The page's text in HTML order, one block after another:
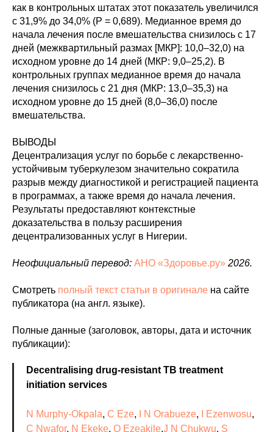
как в контрольных штатах этот показатель увеличился
с 31,9% до 34,0% (P = 0,689). Медианное время до
начала лечения после вмешательства снизилось с 17
дней (межквартильный размах [МКР]: 10,0–32,0) на
исходном уровне до 14 дней (МКР: 9,0–25,2). В
контрольных группах медианное время до начала
лечения снизилось с 21 дня (МКР: 13,0–35,3) на
исходном уровне до 15 дней (8,0–36,0) после
вмешательства.
ВЫВОДЫ
Децентрализация услуг по борьбе с лекарственно-
устойчивым туберкулезом значительно сократила
разрыв между диагностикой и регистрацией пациента
в программах, а также время до начала лечения.
Результаты предоставляют контекстные
доказательства в пользу расширения
децентрализованных услуг в Нигерии.
Неофициальный перевод: АНО «Здоровье.ру» 2026.
Смотреть полный текст статьи в оригинале на сайте
публикатора (на англ. языке).
Полные данные (заголовок, авторы, дата и источник
публикации):
Decentralising drug-resistant TB treatment
initiation services
N Murphy-Okpala, C Eze, I N Orabueze, I Ezenwosu,
C Nwafor, N Ekeke, O Ezeakile,J N Chukwu, S